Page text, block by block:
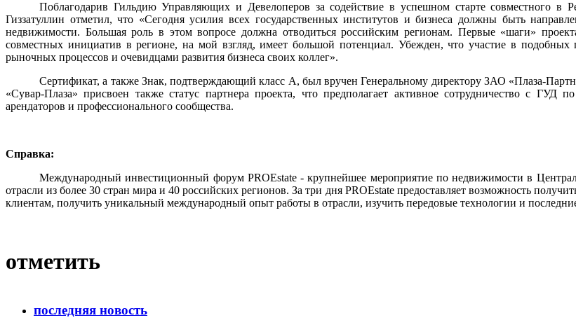
Поблагодарив Гильдию Управляющих и Девелоперов за содействие в успешном старте совместного в
Гиззатуллин отметил, что «Сегодня усилия всех государственных институтов и бизнеса должны быть
недвижимости. Большая роль в этом вопросе должна отводиться российским регионам. Первые «шаги»
совместных инициатив в регионе, на мой взгляд, имеет большой потенциал. Убежден, что участие в подобных
рыночных процессов и очевидцами развития бизнеса своих коллег».
Сертификат, а также Знак, подтверждающий класс А, был вручен Генеральному директору ЗАО «Плаза-
«Сувар-Плаза» присвоен также статус партнера проекта, что предполагает активное сотрудничество с
арендаторов и профессионального сообщества.
Справка:
Международный инвестиционный форум PROEstate - крупнейшее мероприятие по недвижимости в
отрасли из более 30 стран мира и 40 российских регионов. За три дня PROEstate предоставляет возможность
клиентам, получить уникальный международный опыт работы в отрасли, изучить передовые технологии и
отметить
последняя новость